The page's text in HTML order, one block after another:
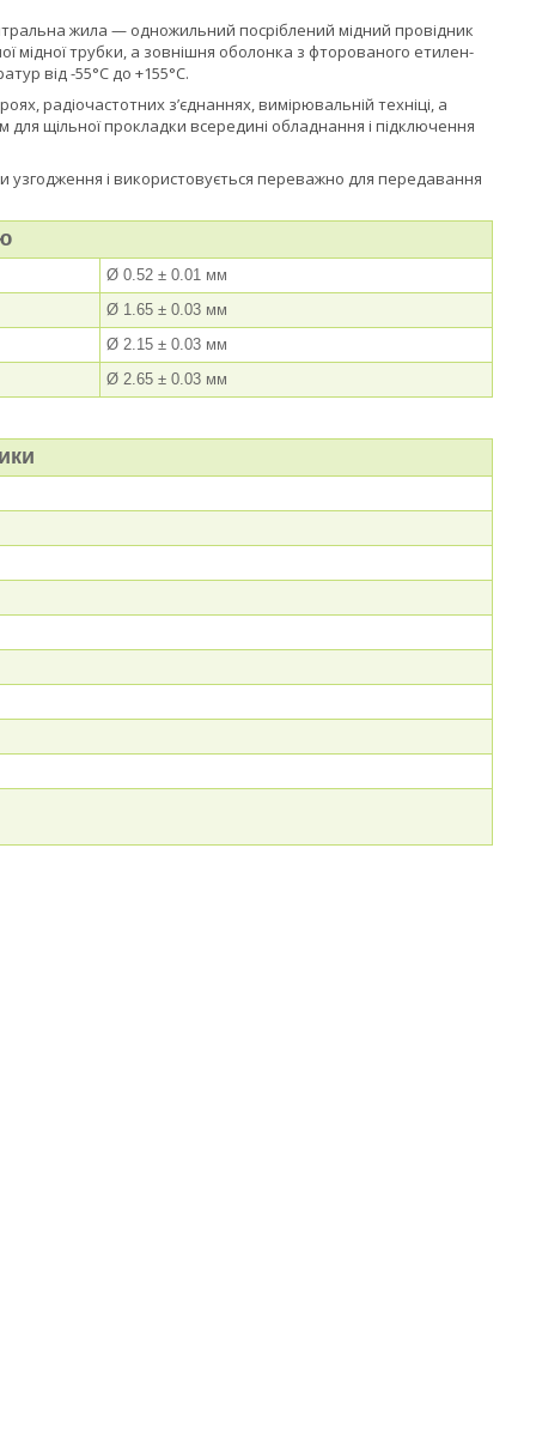
жила — одножильний посріблений мідний провідник
мідної трубки, а зовнішня оболонка з фторованого етилен-
від -55°С до +155°С.
радіочастотних з’єднаннях, вимірювальній техніці, а
щільної прокладки всередині обладнання і підключення
узгодження і використовується переважно для передавання
Ø 0.52 ± 0.01 мм
Ø 1.65 ± 0.03 мм
Ø 2.15 ± 0.03 мм
Ø 2.65 ± 0.03 мм